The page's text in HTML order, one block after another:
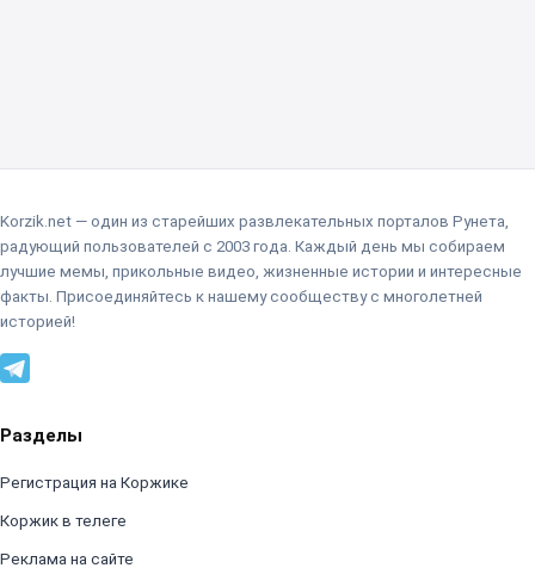
Korzik.net — один из старейших развлекательных порталов Рунета,
радующий пользователей с 2003 года. Каждый день мы собираем
лучшие мемы, прикольные видео, жизненные истории и интересные
факты. Присоединяйтесь к нашему сообществу с многолетней
историей!
Разделы
Регистрация на Коржике
Коржик в телеге
Реклама на сайте